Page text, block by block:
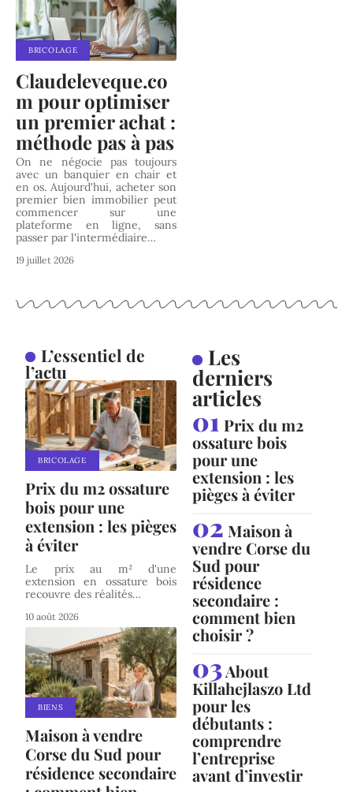
BRICOLAGE
Claudeleveque.co
m pour optimiser
un premier achat :
méthode pas à pas
On ne négocie pas toujours
avec un banquier en chair et
en os. Aujourd'hui, acheter son
premier bien immobilier peut
commencer sur une
plateforme en ligne, sans
passer par l'intermédiaire…
19 juillet 2026
L’essentiel de
l’actu
BRICOLAGE
Prix du m2 ossature
bois pour une
extension : les pièges
à éviter
Le prix au m² d'une
extension en ossature bois
recouvre des réalités…
10 août 2026
BIENS
Maison à vendre
Corse du Sud pour
résidence secondaire
Les
derniers
articles
Prix du m2
ossature bois
pour une
extension : les
pièges à éviter
Maison à
vendre Corse du
Sud pour
résidence
secondaire :
comment bien
choisir ?
About
Killahejlaszo Ltd
pour les
débutants :
comprendre
l’entreprise
avant d’investir